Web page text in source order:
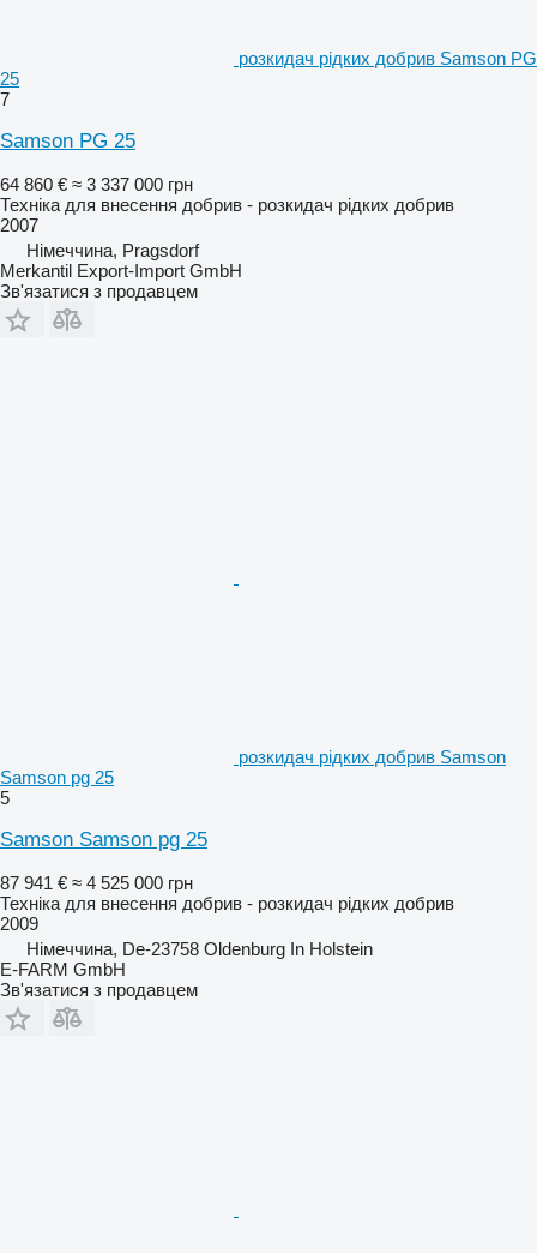
розкидач рідких добрив Samson PG
25
7
Samson PG 25
64 860 € ≈ 3 337 000 грн
Техніка для внесення добрив - розкидач рідких добрив
2007
Німеччина, Pragsdorf
Merkantil Export-Import GmbH
Зв'язатися з продавцем
розкидач рідких добрив Samson
Samson pg 25
5
Samson Samson pg 25
87 941 € ≈ 4 525 000 грн
Техніка для внесення добрив - розкидач рідких добрив
2009
Німеччина, De-23758 Oldenburg In Holstein
E-FARM GmbH
Зв'язатися з продавцем